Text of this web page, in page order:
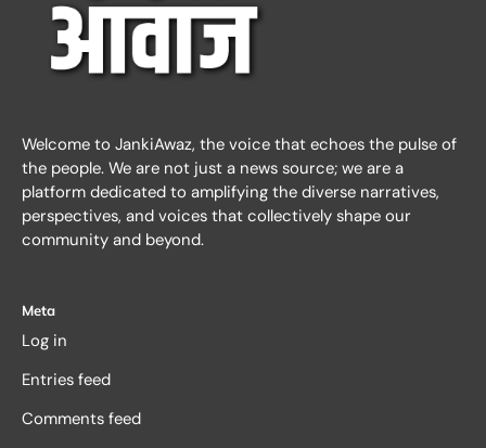
Welcome to JankiAwaz, the voice that echoes the pulse of
the people. We are not just a news source; we are a
platform dedicated to amplifying the diverse narratives,
perspectives, and voices that collectively shape our
community and beyond.
Meta
Log in
Entries feed
Comments feed